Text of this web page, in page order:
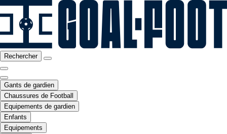
Rechercher
Gants de gardien
Chaussures de Football
Equipements de gardien
Enfants
Equipements